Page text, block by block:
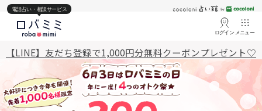
電話占い・相談サービス
ログイン メニュー
【LINE】友だち登録で1,000円分無料クーポンプレゼント♡